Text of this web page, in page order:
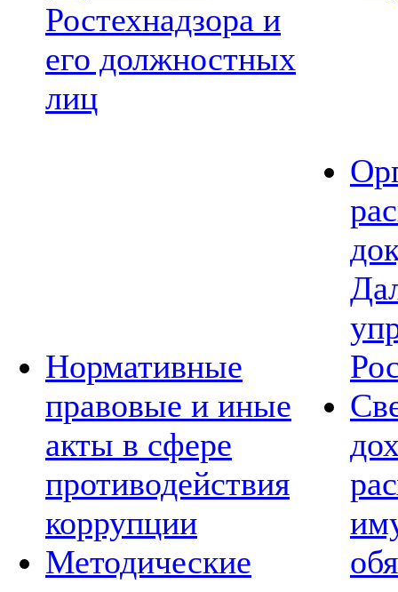
Ростехнадзора и
его должностных
лиц
Нормативные
правовые и иные
акты в сфере
противодействия
коррупции
Методические